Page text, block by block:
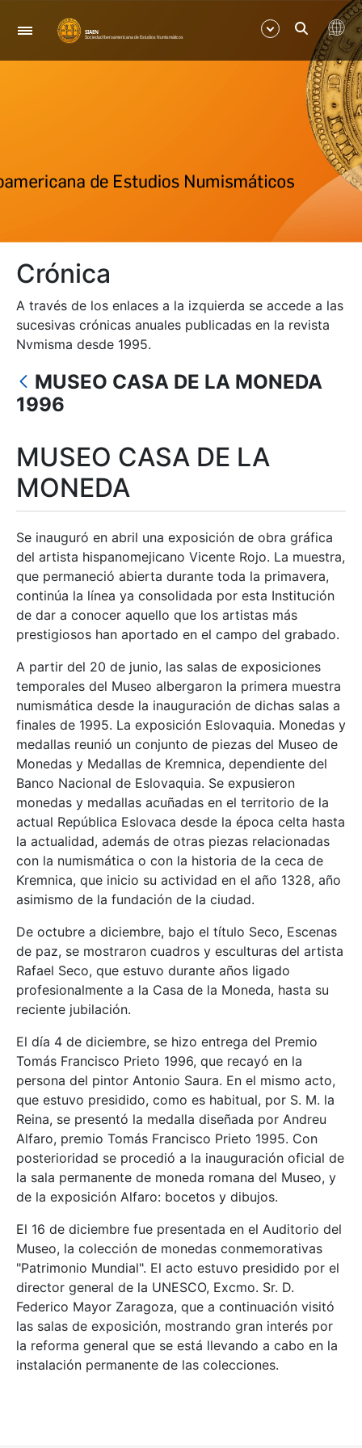
Navigation
Show/Hide
Show/Hide
Show/Hide
Crónica
A través de los enlaces a la izquierda se accede a las
sucesivas crónicas anuales publicadas en la revista
Nvmisma desde 1995.
MUSEO CASA DE LA MONEDA
1996
MUSEO CASA DE LA
MONEDA
Se inauguró en abril una exposición de obra gráfica
del artista hispanomejicano Vicente Rojo. La muestra,
que permaneció abierta durante toda la primavera,
continúa la línea ya consolidada por esta Institución
de dar a conocer aquello que los artistas más
prestigiosos han aportado en el campo del grabado.
A partir del 20 de junio, las salas de exposiciones
temporales del Museo albergaron la primera muestra
numismática desde la inauguración de dichas salas a
finales de 1995. La exposición Eslovaquia. Monedas y
medallas reunió un conjunto de piezas del Museo de
Monedas y Medallas de Kremnica, dependiente del
Banco Nacional de Eslovaquia. Se expusieron
monedas y medallas acuñadas en el territorio de la
actual República Eslovaca desde la época celta hasta
la actualidad, además de otras piezas relacionadas
con la numismática o con la historia de la ceca de
Kremnica, que inicio su actividad en el año 1328, año
asimismo de la fundación de la ciudad.
De octubre a diciembre, bajo el título Seco, Escenas
de paz, se mostraron cuadros y esculturas del artista
Rafael Seco, que estuvo durante años ligado
profesionalmente a la Casa de la Moneda, hasta su
reciente jubilación.
El día 4 de diciembre, se hizo entrega del Premio
Tomás Francisco Prieto 1996, que recayó en la
persona del pintor Antonio Saura. En el mismo acto,
que estuvo presidido, como es habitual, por S. M. la
Reina, se presentó la medalla diseñada por Andreu
Alfaro, premio Tomás Francisco Prieto 1995. Con
posterioridad se procedió a la inauguración oficial de
la sala permanente de moneda romana del Museo, y
de la exposición Alfaro: bocetos y dibujos.
El 16 de diciembre fue presentada en el Auditorio del
Museo, la colección de monedas conmemorativas
"Patrimonio Mundial". El acto estuvo presidido por el
director general de la UNESCO, Excmo. Sr. D.
Federico Mayor Zaragoza, que a continuación visitó
las salas de exposición, mostrando gran interés por
la reforma general que se está llevando a cabo en la
instalación permanente de las colecciones.